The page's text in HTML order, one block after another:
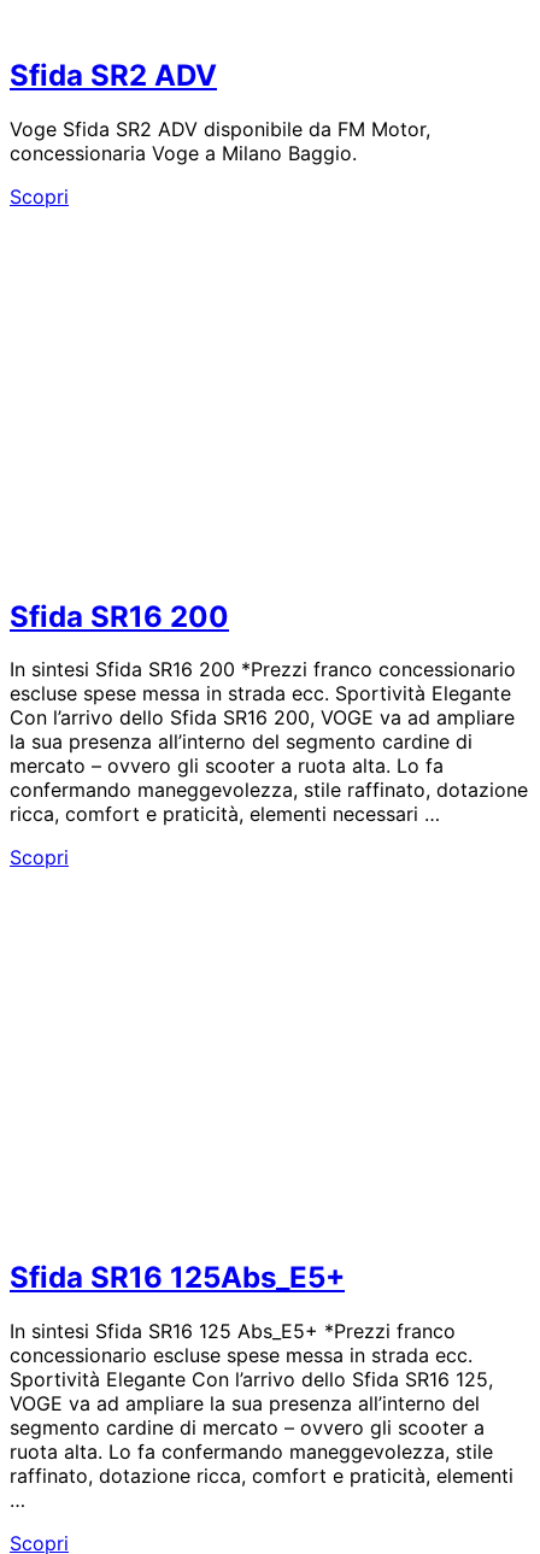
Sfida SR2 ADV
Voge Sfida SR2 ADV disponibile da FM Motor,
concessionaria Voge a Milano Baggio.
Scopri
Sfida SR16 200
In sintesi Sfida SR16 200 *Prezzi franco concessionario
escluse spese messa in strada ecc. Sportività Elegante
Con l’arrivo dello Sfida SR16 200, VOGE va ad ampliare
la sua presenza all’interno del segmento cardine di
mercato – ovvero gli scooter a ruota alta. Lo fa
confermando maneggevolezza, stile raffinato, dotazione
ricca, comfort e praticità, elementi necessari …
Scopri
Sfida SR16 125Abs_E5+
In sintesi Sfida SR16 125 Abs_E5+ *Prezzi franco
concessionario escluse spese messa in strada ecc.
Sportività Elegante Con l’arrivo dello Sfida SR16 125,
VOGE va ad ampliare la sua presenza all’interno del
segmento cardine di mercato – ovvero gli scooter a
ruota alta. Lo fa confermando maneggevolezza, stile
raffinato, dotazione ricca, comfort e praticità, elementi
…
Scopri